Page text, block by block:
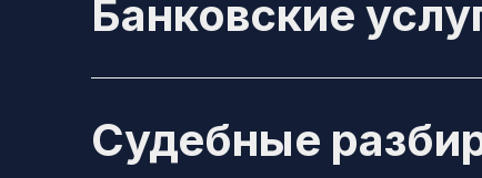
Банковские
Судебные